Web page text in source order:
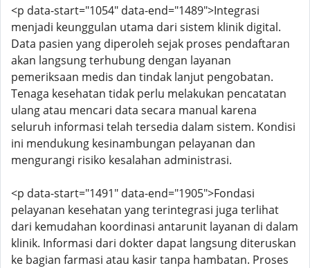
<p data-start="1054" data-end="1489">Integrasi
menjadi keunggulan utama dari sistem klinik digital.
Data pasien yang diperoleh sejak proses pendaftaran
akan langsung terhubung dengan layanan
pemeriksaan medis dan tindak lanjut pengobatan.
Tenaga kesehatan tidak perlu melakukan pencatatan
ulang atau mencari data secara manual karena
seluruh informasi telah tersedia dalam sistem. Kondisi
ini mendukung kesinambungan pelayanan dan
mengurangi risiko kesalahan administrasi.
<p data-start="1491" data-end="1905">Fondasi
pelayanan kesehatan yang terintegrasi juga terlihat
dari kemudahan koordinasi antarunit layanan di dalam
klinik. Informasi dari dokter dapat langsung diteruskan
ke bagian farmasi atau kasir tanpa hambatan. Proses